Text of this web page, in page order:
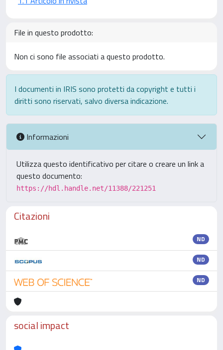
File in questo prodotto:
Non ci sono file associati a questo prodotto.
I documenti in IRIS sono protetti da copyright e tutti i
diritti sono riservati, salvo diversa indicazione.
Informazioni
Utilizza questo identificativo per citare o creare un link a
questo documento:
https://hdl.handle.net/11388/221251
Citazioni
ND
ND
ND
social impact